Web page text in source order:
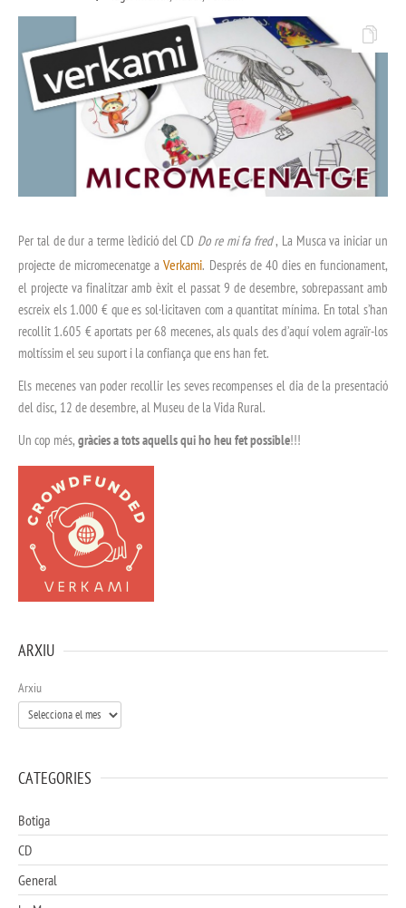
Per tal de dur a terme l’edició del CD Do re mi fa fred, La Musca va iniciar un
projecte de micromecenatge aVerkami. Després de 40 dies en funcionament,
el projecte va finalitzar amb èxit el passat 9 de desembre, sobrepassant amb
escreix els 1.000 € que es sol·licitaven com a quantitat mínima. En total s’han
recollit 1.605 € aportats per 68 mecenes, als quals des d’aquí volem agraïr-los
moltíssim el seu suport i la confiança que ens han fet.
Els mecenes van poder recollir les seves recompenses el dia de la presentació
del disc, 12 de desembre, al Museu de la Vida Rural.
Un cop més, gràcies a tots aquells qui ho heu fet possible!!!
ARXIU
Arxiu
CATEGORIES
Botiga
CD
General